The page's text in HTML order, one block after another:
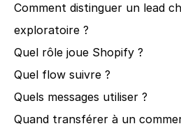
Comment distinguer un lead
exploratoire ?
Quel rôle joue Shopify ?
Quel flow suivre ?
Quels messages utiliser ?
Quand transférer à un